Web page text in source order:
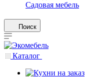
Садовая мебель
Поиск
Каталог